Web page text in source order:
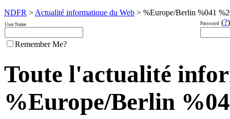
NDFR > Actualité informatique du Web > %Europe/Berlin %041
User Name Password (?)
Remember Me?
Toute l'actualité
%Europe/Berlin